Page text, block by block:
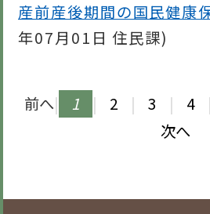
産前産後期間の国民健康
年07月01日 住民課)
前へ| 1 | 2 | 3 | 4 |
次へ